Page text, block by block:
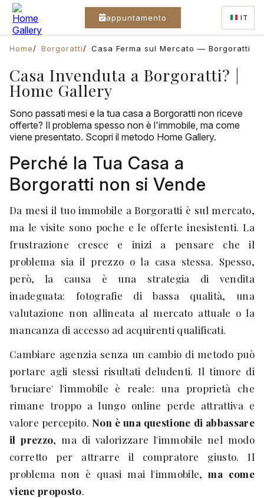
appuntamento IT
Home Borgoratti Casa Ferma sul Mercato — Borgoratti
Casa Invenduta a Borgoratti? |
Home Gallery
Sono passati mesi e la tua casa a Borgoratti non riceve
offerte? Il problema spesso non è l'immobile, ma come
viene presentato. Scopri il metodo Home Gallery.
Perché la Tua Casa a
Borgoratti non si Vende
Da mesi il tuo immobile a Borgoratti è sul mercato,
ma le visite sono poche e le offerte inesistenti. La
frustrazione cresce e inizi a pensare che il
problema sia il prezzo o la casa stessa. Spesso,
però, la causa è una strategia di vendita
inadeguata: fotografie di bassa qualità, una
valutazione non allineata al mercato attuale o la
mancanza di accesso ad acquirenti qualificati.
Cambiare agenzia senza un cambio di metodo può
portare agli stessi risultati deludenti. Il timore di
'bruciare' l'immobile è reale: una proprietà che
rimane troppo a lungo online perde attrattiva e
valore percepito. Non è una questione di abbassare
il prezzo, ma di valorizzare l'immobile nel modo
corretto per attrarre il compratore giusto. Il
problema non è quasi mai l'immobile,ma come
viene proposto.